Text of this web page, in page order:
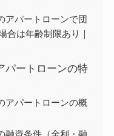
アパートローンで団
合は年齢制限あり｜
パートローンの特
アパートローンの概
融資条件（金利・融